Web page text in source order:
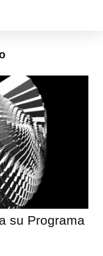
su Programa